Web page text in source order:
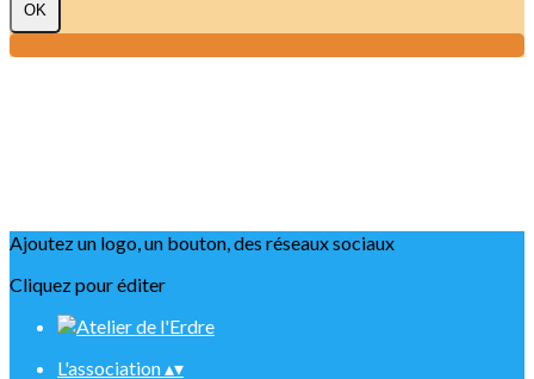
OK
Ajoutez un logo, un bouton, des réseaux sociaux
Cliquez pour éditer
L'association▴▾